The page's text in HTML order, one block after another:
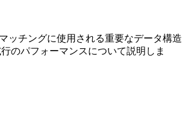
ッチングに使用される重要なデータ構造
のパフォーマンスについて説明しま